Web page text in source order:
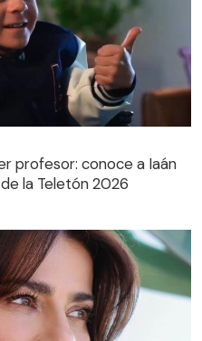
la Teletón 2026
profesor: conoce a Iaán
la Teletón 2026